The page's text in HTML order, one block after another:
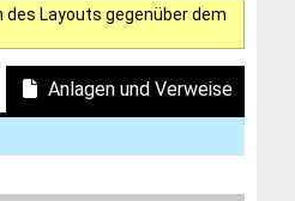
Layouts gegenüber dem
Anlagen und Verweise